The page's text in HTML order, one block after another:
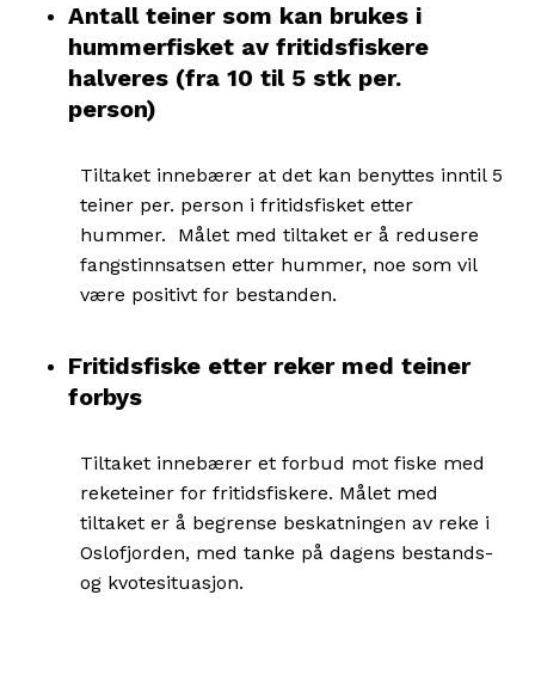
Antall teiner som kan brukes i
hummerfisket av fritidsfiskere
halveres (fra 10 til 5 stk per.
person)
Tiltaket innebærer at det kan benyttes inntil 5
teiner per. person i fritidsfisket etter
hummer. Målet med tiltaket er å redusere
fangstinnsatsen etter hummer, noe som vil
være positivt for bestanden.
Fritidsfiske etter reker med teiner
forbys
Tiltaket innebærer et forbud mot fiske med
reketeiner for fritidsfiskere. Målet med
tiltaket er å begrense beskatningen av reke i
Oslofjorden, med tanke på dagens bestands-
og kvotesituasjon.